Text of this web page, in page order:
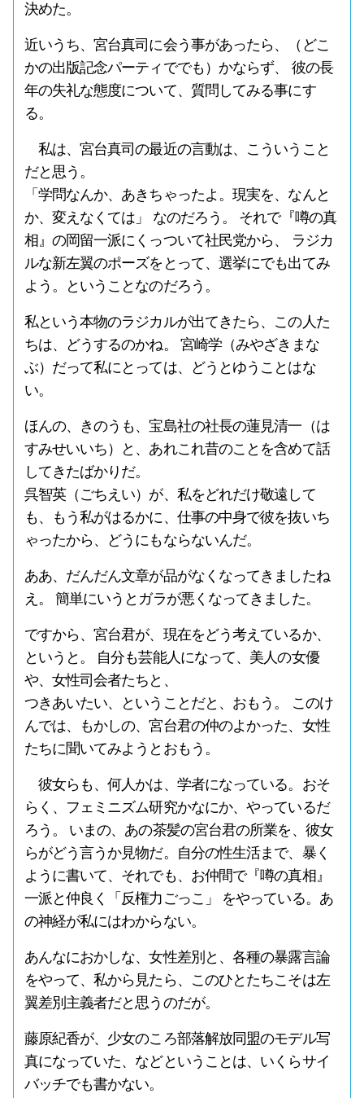
決めた。
近いうち、宮台真司に会う事があったら、（どこ
かの出版記念パーティででも）かならず、 彼の長
年の失礼な態度について、質問してみる事にす
る。
私は、宮台真司の最近の言動は、こういうこと
だと思う。
「学問なんか、あきちゃったよ。現実を、なんと
か、変えなくては」 なのだろう。 それで『噂の真
相』の岡留一派にくっついて社民党から、 ラジカ
ルな新左翼のポーズをとって、選挙にでも出てみ
よう。ということなのだろう。
私という本物のラジカルが出てきたら、この人た
ちは、どうするのかね。 宮崎学（みやざきまな
ぶ）だって私にとっては、どうとゆうことはな
い。
ほんの、きのうも、宝島社の社長の蓮見清一（は
すみせいいち）と、あれこれ昔のことを含めて話
してきたばかりだ。
呉智英（ごちえい）が、私をどれだけ敬遠して
も、もう私がはるかに、仕事の中身で彼を抜いち
ゃったから、どうにもならないんだ。
ああ、だんだん文章が品がなくなってきましたね
え。 簡単にいうとガラが悪くなってきました。
ですから、宮台君が、現在をどう考えているか、
というと。 自分も芸能人になって、美人の女優
や、女性司会者たちと、
つきあいたい、ということだと、おもう。 このけ
んでは、もかしの、宮台君の仲のよかった、女性
たちに聞いてみようとおもう。
彼女らも、何人かは、学者になっている。おそ
らく、フェミニズム研究かなにか、やっているだ
ろう。 いまの、あの茶髪の宮台君の所業を、彼女
らがどう言うか見物だ。自分の性生活まで、暴く
ように書いて、それでも、お仲間で『噂の真相』
一派と仲良く「反権力ごっこ」 をやっている。あ
の神経が私にはわからない。
あんなにおかしな、女性差別と、各種の暴露言論
をやって、私から見たら、このひとたちこそは左
翼差別主義者だと思うのだが。
藤原紀香が、少女のころ部落解放同盟のモデル写
真になっていた、などということは、いくらサイ
バッチでも書かない。